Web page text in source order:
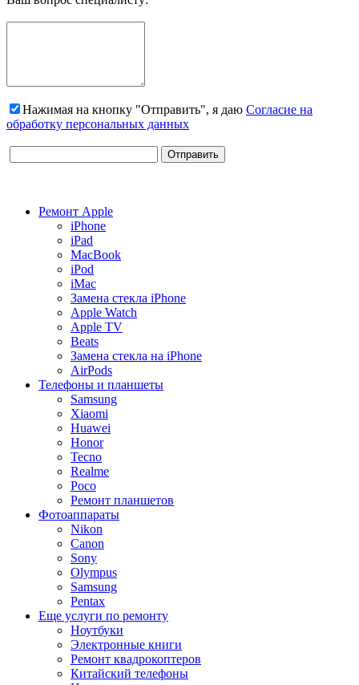
Нажимая на кнопку "Отправить", я даю Согласие на
обработку персональных данных
Ремонт Apple
iPhone
iPad
MacBook
iPod
iMac
Замена стекла iPhone
Apple Watch
Apple TV
Beats
Замена стекла на iPhone
AirPods
Телефоны и планшеты
Samsung
Xiaomi
Huawei
Honor
Tecno
Realme
Poco
Ремонт планшетов
Фотоаппараты
Nikon
Canon
Sony
Olympus
Samsung
Pentax
Еще услуги по ремонту
Ноутбуки
Электронные книги
Ремонт квадрокоптеров
Китайский телефоны